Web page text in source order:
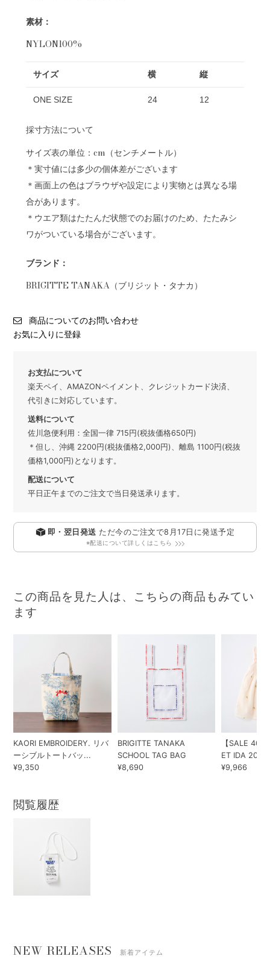
素材：
NYLON100%
サイズ 横 縦
ONE SIZE 24 12
採寸方法について
サイズ表の単位：cm（センチメートル）
＊実寸値には多少の個体差がございます
＊画面上の色はブラウザや設定により実物とは異なる場
合があります。
＊ウエア類はたたんだ状態でのお届けのため、たたみシ
ワがついている場合がございます。
ブランド：
BRIGITTE TANAKA（ブリジット・タナカ）
商品についてのお問い合わせ
お気に入りに登録
お支払について
楽天ペイ、AMAZONペイメント、クレジットカード決済、
代引きに対応しています。
送料について
佐川急便利用：全国一律 715円(税抜価格650円)
＊但し、沖縄 2200円(税抜価格2,000円)、離島 1100円(税抜
価格1,000円)となります。
配送について
平日正午までのご注文で当日発送承ります。
即・翌日発送 ただ今のご注文で8月17日 に発送予定
※配送について詳しくはこちら
この商品を見た人は、こちらの商品もみてい
ます
KAORI EMBROIDERY. リバ
ーシブルトートバッ...
¥9,350
BRIGITTE TANAKA
SCHOOL TAG BAG
¥8,690
【SALE
ET IDA 202...
¥9,966
閲覧履歴
NEW RELEASES 新着アイテム